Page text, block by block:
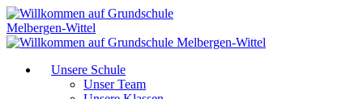
Unsere Schule
Unser Team